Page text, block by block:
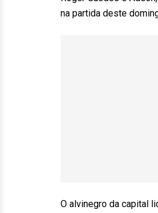
na partida deste
O alvinegro da capital